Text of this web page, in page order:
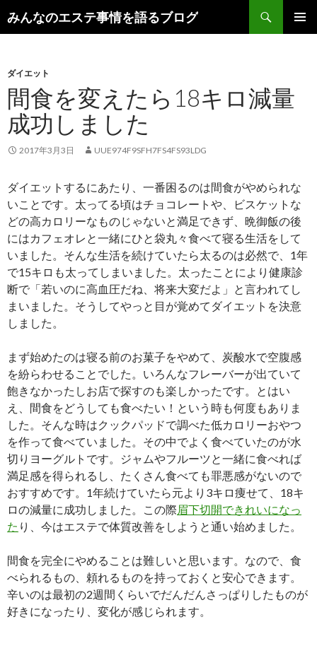
みんなのエステ事情を語るブログ
索
ン
ツ
へ
ス
キ
ッ
ダイエット
間食を変えたら18キロ減量
成功しました
2017年3月3日 UUE974F9SFH7FS4FS93LDG
ダイエットするにあたり、一番困るのは間食がやめられな
いことです。太ってる頃はチョコレートや、ビスケットな
どの高カロリーなものじゃないと満足できず、晩御飯の後
にはカフェオレと一緒にひと袋丸々食べて寝る生活をして
いました。そんな生活を続けていたら太るのは必然で、1年
で15キロも太ってしまいました。太ったことにより健康診
断で「若いのに高血圧だね、将来大変だよ」と言われてし
まいました。そうしてやっと目が覚めてダイエットを決意
しました。
まず始めたのは寝る前のお菓子をやめて、炭酸水で空腹感
を紛らわせることでした。いろんなフレーバーが出ていて
飽きなかったしお店で探すのも楽しかったです。とはい
え、間食をどうしても食べたい！という時も何度もありま
した。そんな時はクックパッドで調べた低カロリーおやつ
を作って食べていました。その中でよく食べていたのが水
切りヨーグルトです。ジャムやフルーツと一緒に食べれば
満足感を得られるし、たくさん食べても罪悪感がないので
おすすめです。1年続けていたら元より3キロ痩せて、18キ
ロの減量に成功しました。この際眉下切開できれいになっ
た り、今はエステで体質改善をしようと通い始めました。
間食を完全にやめることは難しいと思います。なので、食
べられるもの、頼れるものを持っておくと安心できます。
辛いのは最初の2週間くらいでだんだんさっぱりしたものが
好きになったり、変化が感じられます。